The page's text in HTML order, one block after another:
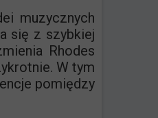
muzycznych
się z szybkiej
Rhodes
W tym
pomiędzy